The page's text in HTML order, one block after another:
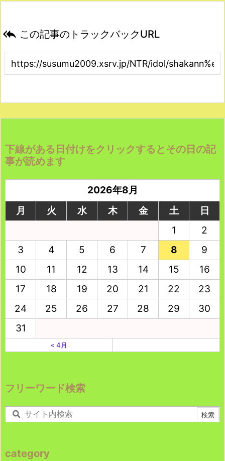
 この記事のトラックバックURL
下線がある日付けをクリックするとその日の記
事が読めます
2026年8月
月
火 水 木 金 土
日
1
2
3
4 5 6 7 8
9
10
11 12 13 14 15
16
17
18 19 20 21 22
23
24
25 26 27 28 29
30
31
« 4月
フリーワード検索
category